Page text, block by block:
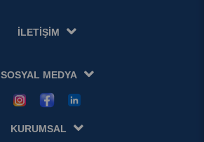
İLETİŞİM
SOSYAL MEDYA
KURUMSAL